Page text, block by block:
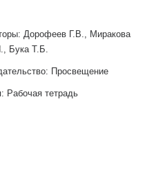
Дорофеев Г.В., Миракова
Бука Т.Б.
Просвещение
Рабочая тетрадь